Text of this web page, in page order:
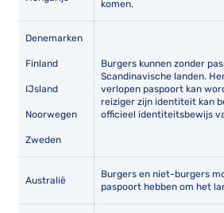
komen.
Denemarken
Finland
IJsland
Noorwegen
Zweden
Burgers kunnen zonder
Scandinavische landen.
verlopen paspoort kan
reiziger zijn identiteit kan
officieel identiteitsbewijs
Australië
Burgers en niet-burgers
paspoort hebben om het